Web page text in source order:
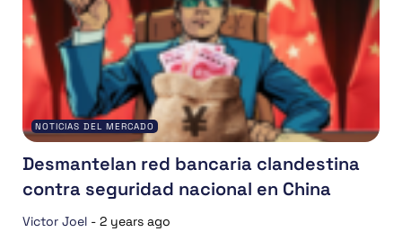
NOTICIAS DEL MERCADO
Desmantelan red bancaria clandestina
contra seguridad nacional en China
Victor Joel - 2 years ago